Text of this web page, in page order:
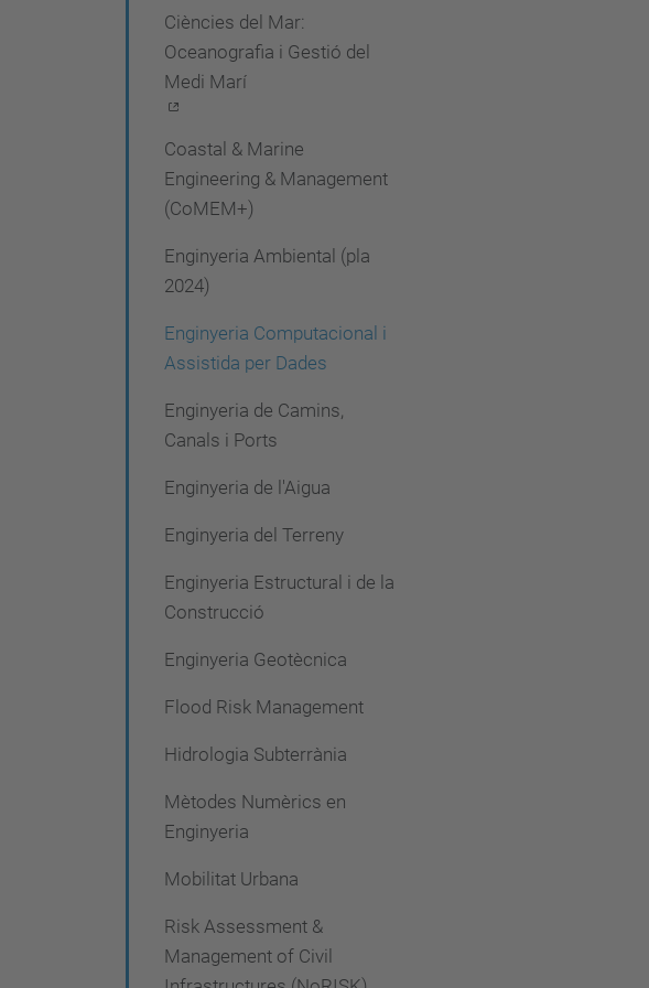
Ciències del Mar:
Oceanografia i Gestió del
Medi Marí
Coastal & Marine
Engineering & Management
(CoMEM+)
Enginyeria Ambiental (pla
2024)
Enginyeria Computacional i
Assistida per Dades
Enginyeria de Camins,
Canals i Ports
Enginyeria de l'Aigua
Enginyeria del Terreny
Enginyeria Estructural i de la
Construcció
Enginyeria Geotècnica
Flood Risk Management
Hidrologia Subterrània
Mètodes Numèrics en
Enginyeria
Mobilitat Urbana
Risk Assessment &
Management of Civil